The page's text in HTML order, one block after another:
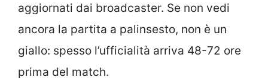
aggiornati dai broadcaster. Se non vedi
ancora la partita a palinsesto, non è un
giallo: spesso l’ufficialità arriva 48-72 ore
prima del match.